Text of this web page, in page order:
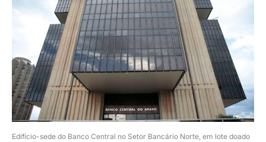
Edifício-sede do Banco Central no Setor Bancário Norte, em lote doado